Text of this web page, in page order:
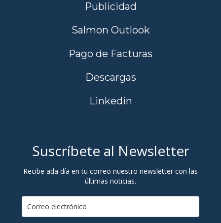
Publicidad
Salmon Outlook
Pago de Facturas
Descargas
Linkedin
Suscríbete al Newsletter
Recibe ada día en tu correo nuestro newsletter con las
últimas noticias.